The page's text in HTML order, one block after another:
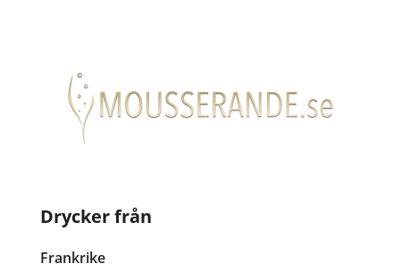
Drycker från
Frankrike